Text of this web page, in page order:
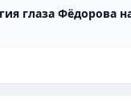
глаза Фёдорова